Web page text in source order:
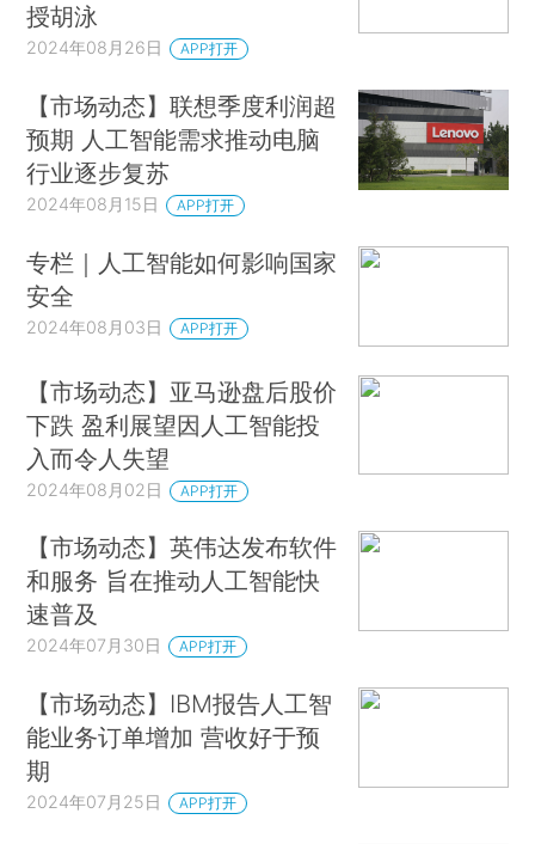
授胡泳
2024年08月26日 APP打开
【市场动态】联想季度利润超
预期 人工智能需求推动电脑
行业逐步复苏
2024年08月15日 APP打开
专栏｜人工智能如何影响国家
安全
2024年08月03日 APP打开
【市场动态】亚马逊盘后股价
下跌 盈利展望因人工智能投
入而令人失望
2024年08月02日 APP打开
【市场动态】英伟达发布软件
和服务 旨在推动人工智能快
速普及
2024年07月30日 APP打开
【市场动态】IBM报告人工智
能业务订单增加 营收好于预
期
2024年07月25日 APP打开